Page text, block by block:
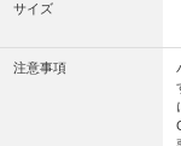
サイズ
注意事項